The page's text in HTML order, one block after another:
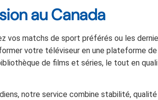
au Canada
vos matchs de sport préférés ou les
votre téléviseur en une plateforme
de films et séries, le tout en
notre service combine stabilité,